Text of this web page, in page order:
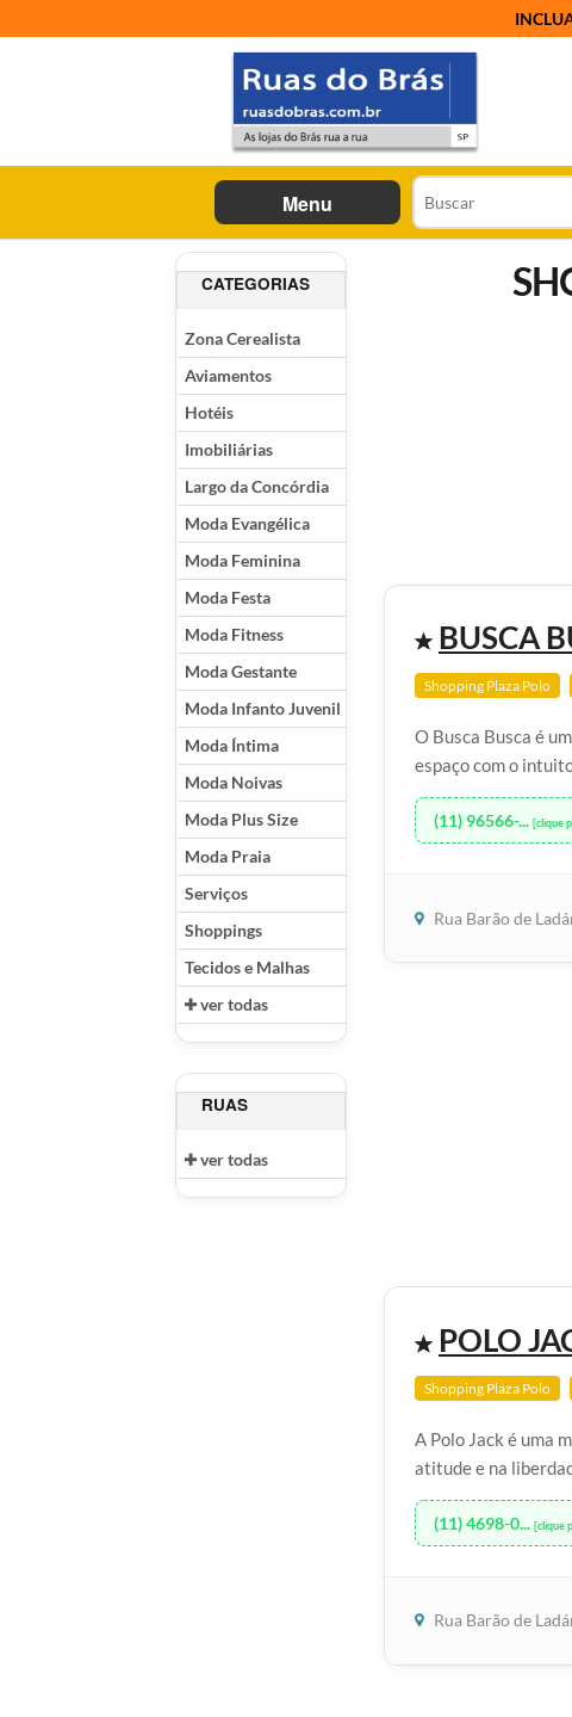
Menu
CATEGORIAS
Zona Cerealista
Aviamentos
Hotéis
Imobiliárias
Largo da Concórdia
Moda Evangélica
Moda Feminina
Moda Festa
Moda Fitness
Moda Gestante
Moda Infanto Juvenil
Moda Íntima
Moda Noivas
Moda Plus Size
Moda Praia
Serviços
Shoppings
Tecidos e Malhas
ver todas
RUAS
ver todas
BUSCA
Shopping Plaza Polo
O Busca Busca é
espaço com o
(11) 96566-... [clique
Rua Barão de
POLO
Shopping Plaza Polo
A Polo Jack é uma
atitude e na
(11) 4698-0... [clique
Rua Barão de